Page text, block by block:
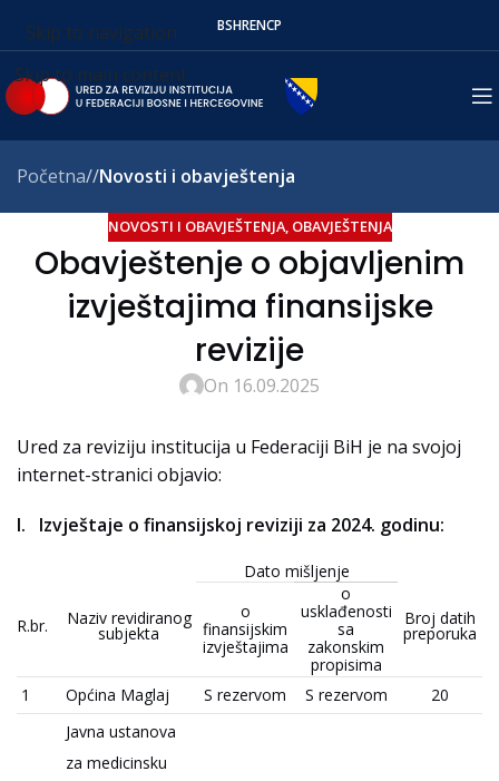
Skip to navigation
Skip to main content
BSHRENСР
Početna/ Novosti i obavještenja
NOVOSTI I OBAVJEŠTENJA, OBAVJEŠTENJA
Obavještenje o objavljenim
izvještajima finansijske
revizije
On 16.09.2025
Ured za reviziju institucija u Federaciji BiH je na svojoj
internet-stranici objavio:
Izvještaje o finansijskoj reviziji za 2024. godinu:
R.br. Naziv revidiranog
subjekta
Dato mišljenje
Broj datih
preporuka
o
finansijskim
izvještajima
o
usklađenosti
sa
zakonskim
propisima
1
Općina Maglaj S rezervom S rezervom 20
Javna ustanova
za medicinsku